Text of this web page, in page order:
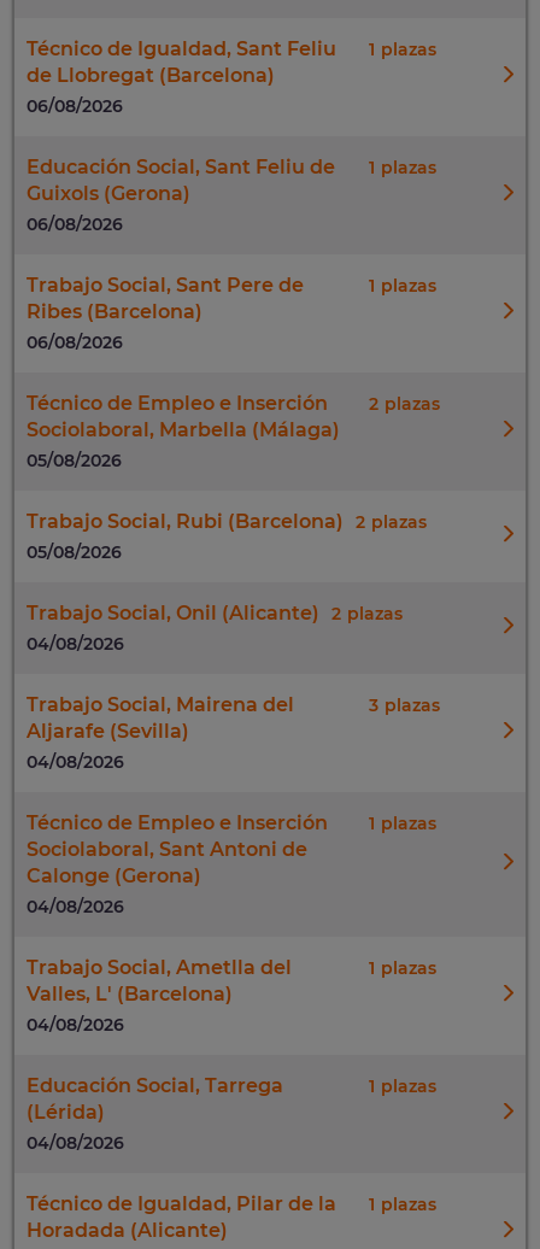
Técnico de Igualdad, Sant Feliu
de Llobregat (Barcelona)
1
06/08/2026
Educación Social, Sant Feliu de
Guixols (Gerona)
1
06/08/2026
Trabajo Social, Sant Pere de
Ribes (Barcelona)
1
06/08/2026
Técnico de Empleo e Inserción
Sociolaboral, Marbella (Málaga)
2
05/08/2026
Trabajo Social, Rubi (Barcelona)
2
05/08/2026
Trabajo Social, Onil (Alicante)
2
04/08/2026
Trabajo Social, Mairena del
Aljarafe (Sevilla)
3
04/08/2026
Técnico de Empleo e Inserción
Sociolaboral, Sant Antoni de
Calonge (Gerona)
1
04/08/2026
Trabajo Social, Ametlla del
Valles, L' (Barcelona)
1
04/08/2026
Educación Social, Tarrega
(Lérida)
1
04/08/2026
Técnico de Igualdad, Pilar de la
Horadada (Alicante)
1